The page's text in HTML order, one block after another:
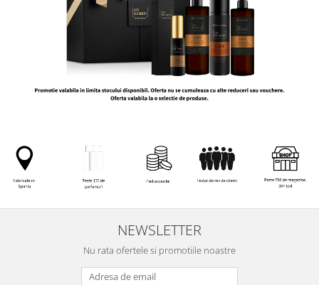
NEWSLETTER
Nu rata ofertele si promotiile noastre